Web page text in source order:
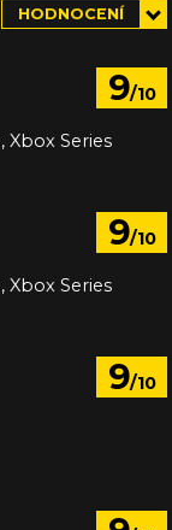
HODNOCENÍ
9/10
Xbox Series
9/10
Xbox Series
9/10